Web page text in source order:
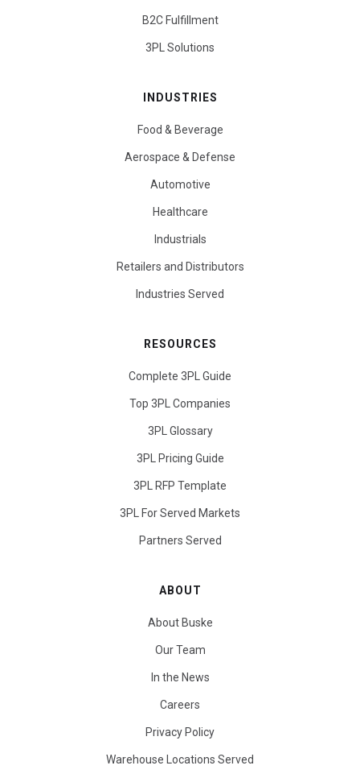
B2C Fulfillment
3PL Solutions
INDUSTRIES
Food & Beverage
Aerospace & Defense
Automotive
Healthcare
Industrials
Retailers and Distributors
Industries Served
RESOURCES
Complete 3PL Guide
Top 3PL Companies
3PL Glossary
3PL Pricing Guide
3PL RFP Template
3PL For Served Markets
Partners Served
ABOUT
About Buske
Our Team
In the News
Careers
Privacy Policy
Warehouse Locations Served